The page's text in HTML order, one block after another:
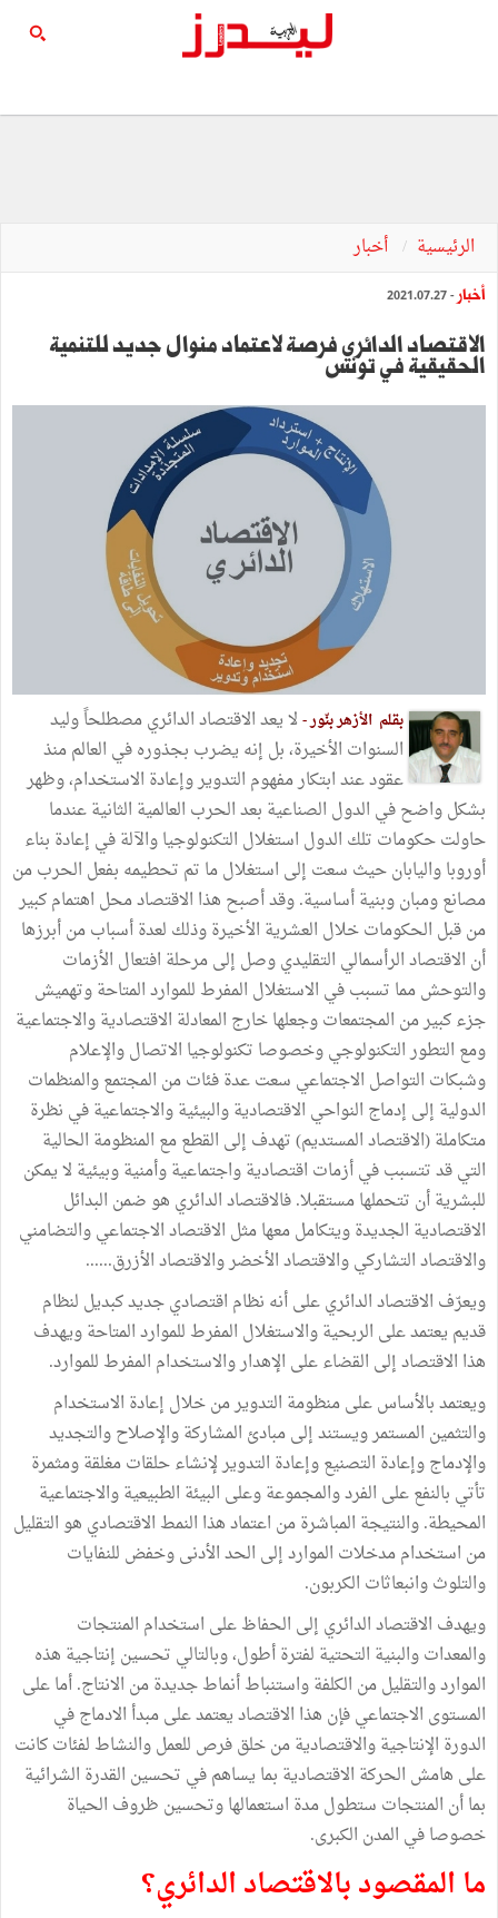
الرئيسية أخبار
أخبار - 2021.07.27
الاقتصاد الدائري فرصة لاعتماد منوال جديد للتنمية
الحقيقية في تونس
بقلم الأزهر بنّور -لا يعد الاقتصاد الدائري مصطلحاً وليد
السنوات الأخيرة، بل إنه يضرب بجذوره في العالم منذ
عقود عند ابتكار مفهوم التدوير وإعادة الاستخدام، وظهر
بشكل واضح في الدول الصناعية بعد الحرب العالمية الثانية عندما
حاولت حكومات تلك الدول استغلال التكنولوجيا والآلة في إعادة بناء
أوروبا واليابان حيث سعت إلى استغلال ما تم تحطيمه بفعل الحرب من
مصانع ومبان وبنية أساسية. وقد أصبح هذا الاقتصاد محل اهتمام كبير
من قبل الحكومات خلال العشرية الأخيرة وذلك لعدة أسباب من أبرزها
أن الاقتصاد الرأسمالي التقليدي وصل إلى مرحلة افتعال الأزمات
والتوحش مما تسبب في الاستغلال المفرط للموارد المتاحة وتهميش
جزء كبير من المجتمعات وجعلها خارج المعادلة الاقتصادية والاجتماعية
ومع التطور التكنولوجي وخصوصا تكنولوجيا الاتصال والإعلام
وشبكات التواصل الاجتماعي سعت عدة فئات من المجتمع والمنظمات
الدولية إلى إدماج النواحي الاقتصادية والبيئية والاجتماعية في نظرة
متكاملة (الاقتصاد المستديم) تهدف إلى القطع مع المنظومة الحالية
التي قد تتسبب في أزمات اقتصادية واجتماعية وأمنية وبيئية لا يمكن
للبشرية أن تتحملها مستقبلا. فالاقتصاد الدائري هو ضمن البدائل
الاقتصادية الجديدة ويتكامل معها مثل الاقتصاد الاجتماعي والتضامني
والاقتصاد التشاركي والاقتصاد الأخضر والاقتصاد الأزرق......
ويعرّف الاقتصاد الدائري على أنه نظام اقتصادي جديد كبديل لنظام
قديم يعتمد على الربحية والاستغلال المفرط للموارد المتاحة ويهدف
هذا الاقتصاد إلى القضاء على الإهدار والاستخدام المفرط للموارد.
ويعتمد بالأساس على منظومة التدوير من خلال إعادة الاستخدام
والتثمين المستمر ويستند إلى مبادئ المشاركة والإصلاح والتجديد
والإدماج وإعادة التصنيع وإعادة التدوير لإنشاء حلقات مغلقة ومثمرة
تأتي بالنفع على الفرد والمجموعة وعلى البيئة الطبيعية والاجتماعية
المحيطة. والنتيجة المباشرة من اعتماد هذا النمط الاقتصادي هو التقليل
من استخدام مدخلات الموارد إلى الحد الأدنى وخفض للنفايات
والتلوث وانبعاثات الكربون.
ويهدف الاقتصاد الدائري إلى الحفاظ على استخدام المنتجات
والمعدات والبنية التحتية لفترة أطول، وبالتالي تحسين إنتاجية هذه
الموارد والتقليل من الكلفة واستنباط أنماط جديدة من الانتاج. أما على
المستوى الاجتماعي فإن هذا الاقتصاد يعتمد على مبدأ الادماج في
الدورة الإنتاجية والاقتصادية من خلق فرص للعمل والنشاط لفئات كانت
على هامش الحركة الاقتصادية بما يساهم في تحسين القدرة الشرائية
بما أن المنتجات ستطول مدة استعمالها وتحسين ظروف الحياة
خصوصا في المدن الكبرى.
ما المقصود بالاقتصاد الدائري؟